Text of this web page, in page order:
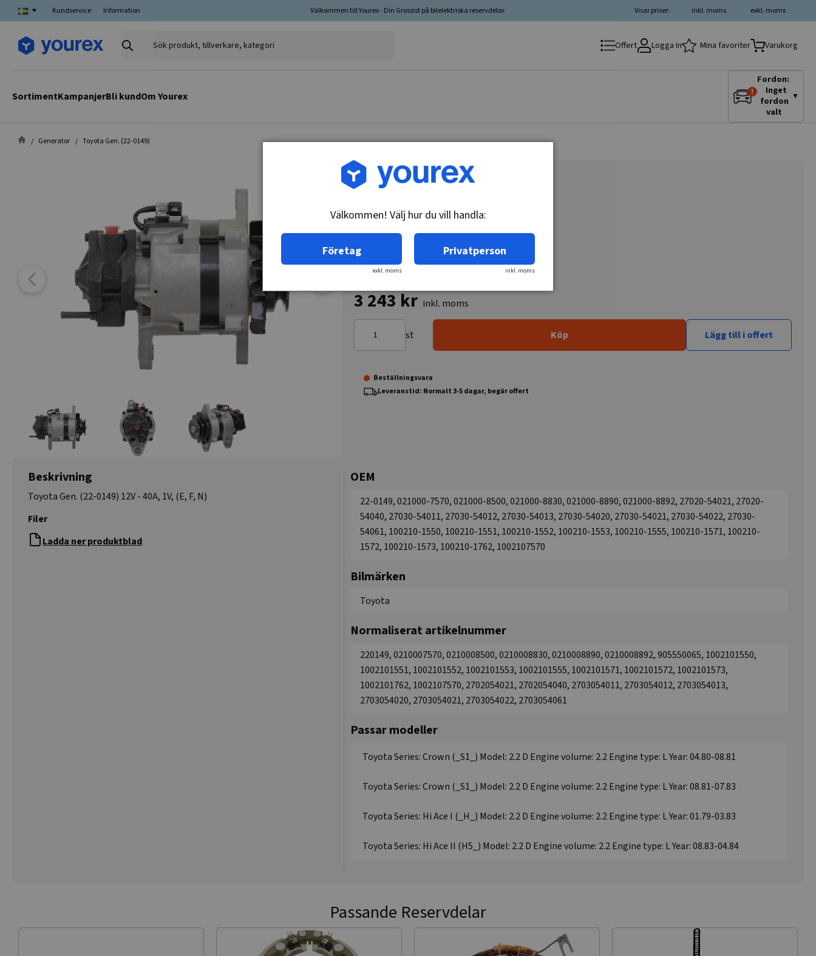
Kundservice Information Välkommen till Yourex - Din Grossist på bilelektriska reservdelar. exkl. moms
inkl. moms
Visar priser:
Sök
Offert Logga In Mina favoriter Varukorg
SortimentKampanjerBli kundOm Yourex
Fordon:
Inget
fordon
valt
▼
Generator Toyota Gen. (22-0149)
Artikelnr: 90-555-0065
3 243 kr inkl. moms
st Köp Lägg till i offert
Beställningsvara
Leveranstid: Normalt 3-5 dagar, begär offert
Beskrivning
Toyota Gen. (22-0149) 12V - 40A, 1V, (E, F, N)
Filer
Ladda ner produktblad
OEM
22-0149, 021000-7570, 021000-8500, 021000-8830, 021000-8890, 021000-8892, 27020-54021, 27020-
54040, 27030-54011, 27030-54012, 27030-54013, 27030-54020, 27030-54021, 27030-54022, 27030-
54061, 100210-1550, 100210-1551, 100210-1552, 100210-1553, 100210-1555, 100210-1571, 100210-
1572, 100210-1573, 100210-1762, 1002107570
Bilmärken
Toyota
Normaliserat artikelnummer
220149, 0210007570, 0210008500, 0210008830, 0210008890, 0210008892, 905550065, 1002101550,
1002101551, 1002101552, 1002101553, 1002101555, 1002101571, 1002101572, 1002101573,
1002101762, 1002107570, 2702054021, 2702054040, 2703054011, 2703054012, 2703054013,
2703054020, 2703054021, 2703054022, 2703054061
Passar modeller
Toyota Series: Crown (_S1_) Model: 2.2 D Engine volume: 2.2 Engine type: L Year: 04.80-08.81
Toyota Series: Crown (_S1_) Model: 2.2 D Engine volume: 2.2 Engine type: L Year: 08.81-07.83
Toyota Series: Hi Ace I (_H_) Model: 2.2 D Engine volume: 2.2 Engine type: L Year: 01.79-03.83
Toyota Series: Hi Ace II (H5_) Model: 2.2 D Engine volume: 2.2 Engine type: L Year: 08.83-04.84
Passande Reservdelar
Välkommen! Välj hur du vill handla:
Företag
exkl. moms
Privatperson
inkl. moms